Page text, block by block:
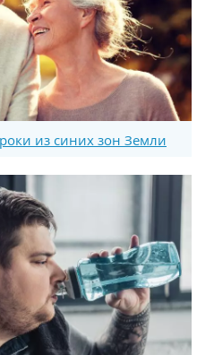
из синих зон Земли